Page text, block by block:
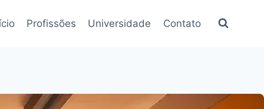
Profissões Universidade Contato